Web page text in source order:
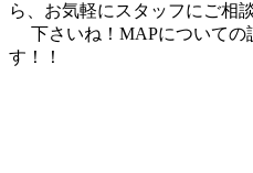
ら、お気軽にスタッフにご相
下さいね！MAPについての
す！！